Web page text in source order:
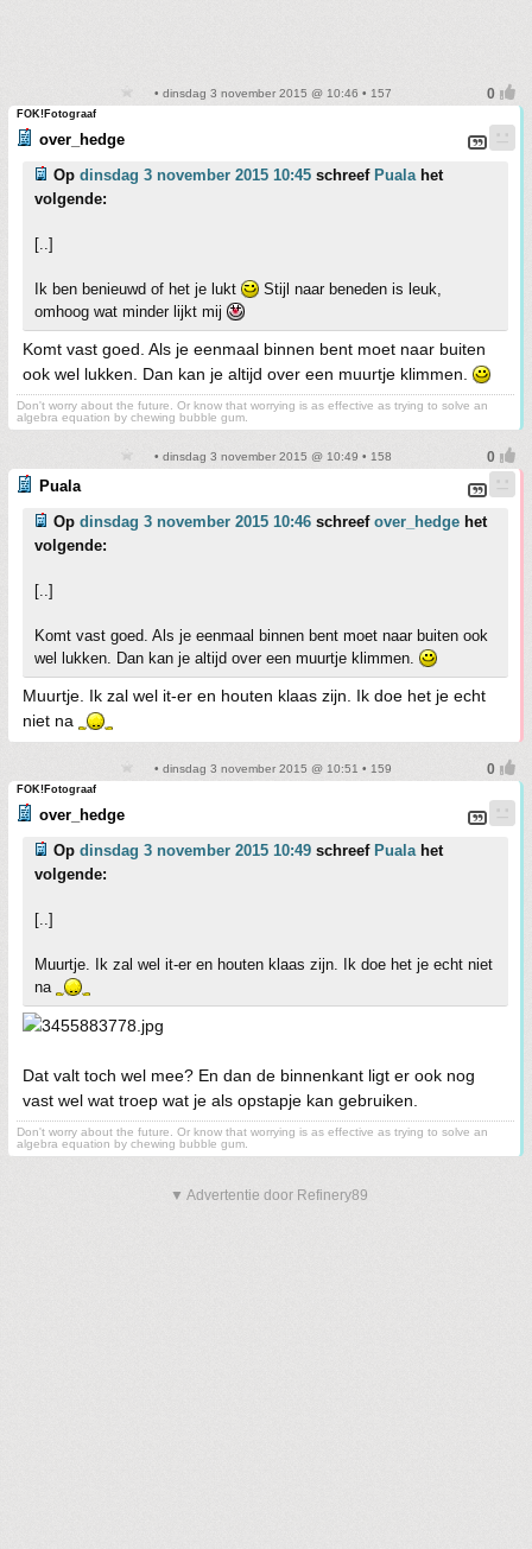
• dinsdag 3 november 2015 @ 10:46 • 157
FOK!Fotograaf
over_hedge
Op dinsdag 3 november 2015 10:45 schreef Pualahet
volgende:
[..]
Ik ben benieuwd of het je lukt
Stijl naar beneden is leuk,
omhoog wat minder lijkt mij
Komt vast goed. Als je eenmaal binnen bent moet naar buiten
ook wel lukken. Dan kan je altijd over een muurtje klimmen.
Don't worry about the future. Or know that worrying is as effective as trying to solve an
algebra equation by chewing bubble gum.
• dinsdag 3 november 2015 @ 10:49 • 158
Puala
Op dinsdag 3 november 2015 10:46 schreef over_hedge het
volgende:
[..]
Komt vast goed. Als je eenmaal binnen bent moet naar buiten ook
wel lukken. Dan kan je altijd over een muurtje klimmen.
Muurtje. Ik zal wel it-er en houten klaas zijn. Ik doe het je echt
niet na
• dinsdag 3 november 2015 @ 10:51 • 159
FOK!Fotograaf
over_hedge
Op dinsdag 3 november 2015 10:49 schreef Pualahet
volgende:
[..]
Muurtje. Ik zal wel it-er en houten klaas zijn. Ik doe het je echt niet
na
Dat valt toch wel mee? En dan de binnenkant ligt er ook nog
vast wel wat troep wat je als opstapje kan gebruiken.
Don't worry about the future. Or know that worrying is as effective as trying to solve an
algebra equation by chewing bubble gum.
▼ Advertentie door Refinery89